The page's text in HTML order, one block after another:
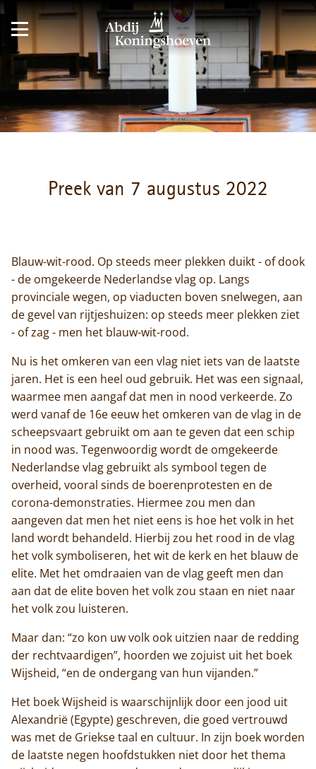
Preek van 7 augustus 2022
Blauw-wit-rood. Op steeds meer plekken duikt - of dook
- de omgekeerde Nederlandse vlag op. Langs
provinciale wegen, op viaducten boven snelwegen, aan
de gevel van rijtjeshuizen: op steeds meer plekken ziet
- of zag - men het blauw-wit-rood.
Nu is het omkeren van een vlag niet iets van de laatste
jaren. Het is een heel oud gebruik. Het was een signaal,
waarmee men aangaf dat men in nood verkeerde. Zo
werd vanaf de 16e eeuw het omkeren van de vlag in de
scheepsvaart gebruikt om aan te geven dat een schip
in nood was. Tegenwoordig wordt de omgekeerde
Nederlandse vlag gebruikt als symbool tegen de
overheid, vooral sinds de boerenprotesten en de
corona-demonstraties. Hiermee zou men dan
aangeven dat men het niet eens is hoe het volk in het
land wordt behandeld. Hierbij zou het rood in de vlag
het volk symboliseren, het wit de kerk en het blauw de
elite. Met het omdraaien van de vlag geeft men dan
aan dat de elite boven het volk zou staan en niet naar
het volk zou luisteren.
Maar dan: “zo kon uw volk ook uitzien naar de redding
der rechtvaardigen”, hoorden we zojuist uit het boek
Wijsheid, “en de ondergang van hun vijanden.”
Het boek Wijsheid is waarschijnlijk door een jood uit
Alexandrië (Egypte) geschreven, die goed vertrouwd
was met de Griekse taal en cultuur. In zijn boek worden
de laatste negen hoofdstukken niet door het thema